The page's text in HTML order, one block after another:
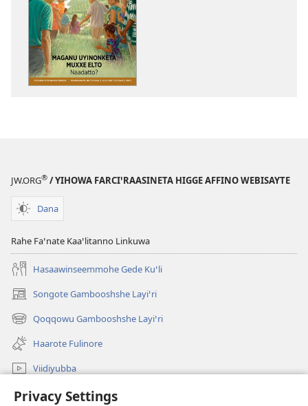
Privacy Settings
JW.ORG® / YIHOWA FARCIꞌRAASINETA HIGGE AFFINO WEBISAYTE
Dana
Rahe Faꞌnate Kaaꞌlitanno Linkuwa
Hasaawinseemmohe Gede Kuꞌli
Songote Gambooshshe Layiꞌri
(opens
new
window)
Qoqqowu Gambooshshe Layiꞌri
(opens
new
window)
Haarote Fulinore
Viidiyubba
Hasiꞌri